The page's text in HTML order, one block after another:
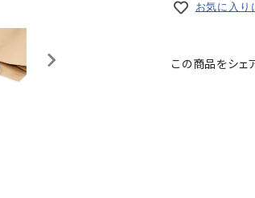
お気に入り
この商品をシェ